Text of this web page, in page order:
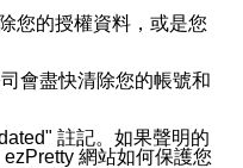
您的授權資料，或是您
會盡快清除您的帳號和
註記。如果聲明的
網站如何保護您